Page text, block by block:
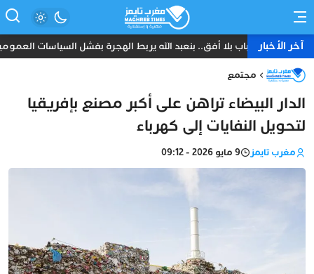
آخر الأخبارشباب بلا أفق.. بنعبد الله يربط الهجرة بفشل السياسات
مجتمع
الدار البيضاء تراهن على أكبر مصنع بإفريقيا
لتحويل النفايات إلى كهرباء
مغرب تايمز 9 مايو 2026 - 09:12